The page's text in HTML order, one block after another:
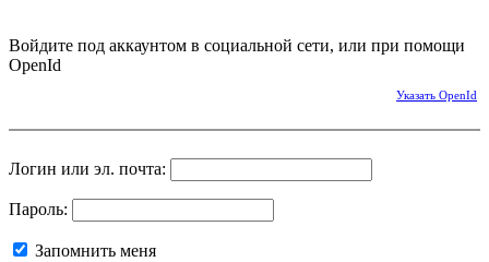
Войдите под аккаунтом в социальной сети, или при помощи
OpenId
Указать OpenId
Логин или эл. почта:
Пароль:
Запомнить меня